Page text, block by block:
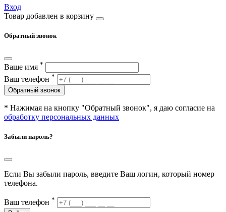
Вход
Товар добавлен в корзину
Обратный звонок
Ваше имя *
Ваш телефон *
Обратный звонок
* Нажимая на кнопку "Обратный звонок", я даю согласие на
обработку персональных данных
Забыли пароль?
Если Вы забыли пароль, введите Ваш логин, который номер
телефона.
Ваш телефон *